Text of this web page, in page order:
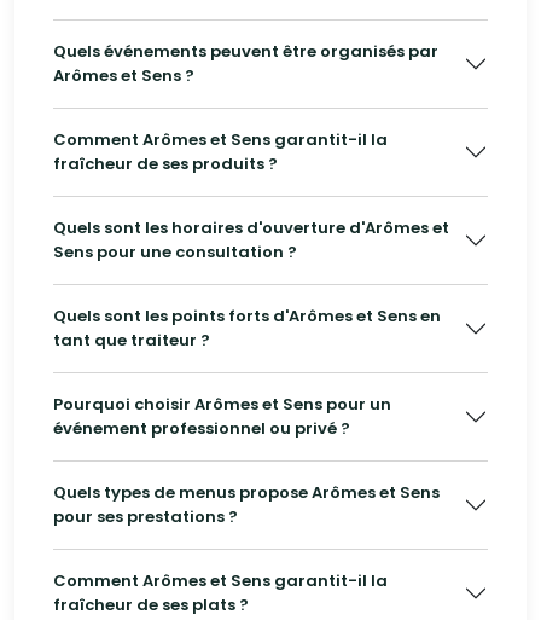
Quels événements peuvent être organisés par
Arômes et Sens ?
Comment Arômes et Sens garantit-il la
fraîcheur de ses produits ?
Quels sont les horaires d'ouverture d'Arômes et
Sens pour une consultation ?
Quels sont les points forts d'Arômes et Sens en
tant que traiteur ?
Pourquoi choisir Arômes et Sens pour un
événement professionnel ou privé ?
Quels types de menus propose Arômes et Sens
pour ses prestations ?
Comment Arômes et Sens garantit-il la
fraîcheur de ses plats ?